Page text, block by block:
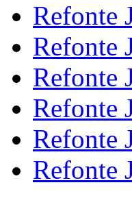
Refonte
Refonte
Refonte
Refonte
Refonte
Refonte